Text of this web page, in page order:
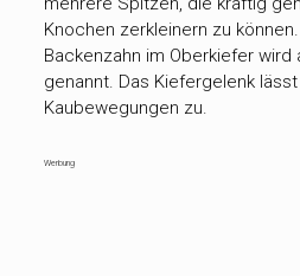
Knochen zerkleinern zu
Backenzahn im Oberkiefer wird
genannt. Das Kiefergelenk
Kaubewegungen zu.
Werbung